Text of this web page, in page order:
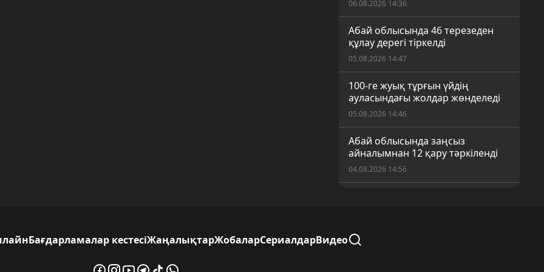
06.08.2026 14:36
Абай облысында 46 терезеден
құлау дерегі тіркелді
05.08.2026 14:47
100-ге жуық тұрғын үйдің
ауласындағы жолдар жөнделеді
05.08.2026 14:46
Абай облысында заңсыз
айналымнан 12 қару тәркіленді
04.08.2026 14:56
Ауылдардағы сайлау учаскелері
Бағдарламалар кестесіЖаңалықтарЖобаларСериалдарВидео